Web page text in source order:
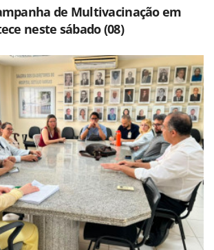
de Multivacinação em
neste sábado (08)